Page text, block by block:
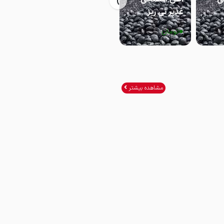
غدیر نی ریز
0تومان
مشاهده بیشتر